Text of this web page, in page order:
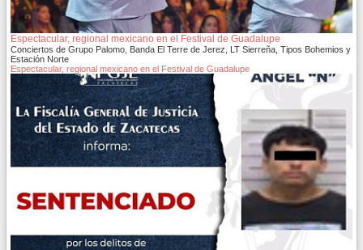
Espectacular, regional mexicano en el Festival de Guadalupe
Conciertos de Grupo Palomo, Banda El Terre de Jerez, LT Sierreña, Tipos Bohemios y
Estación Norte
Espectacular, regional mexicano en el Festival de Guadalupe